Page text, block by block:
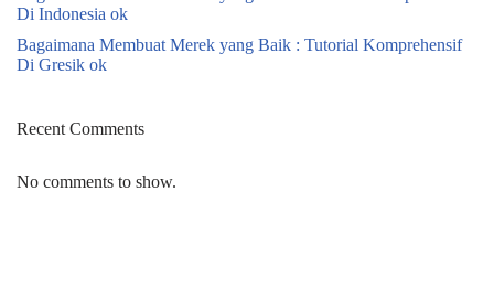
Di Indonesia ok
Bagaimana Membuat Merek yang Baik : Tutorial Komprehensif
Di Gresik ok
Recent Comments
No comments to show.